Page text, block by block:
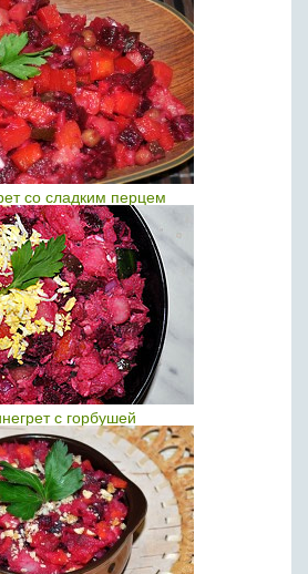
со сладким перцем
с горбушей